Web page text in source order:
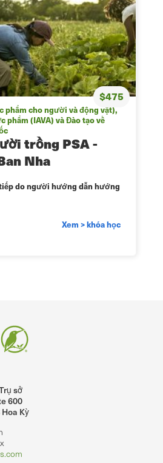
$475
phẩm cho người và động vật),
phẩm (IAVA) và Đào tạo về
trồng PSA -
Nha
do người hướng dẫn hướng
Xem > khóa học
sở
600
Kỳ